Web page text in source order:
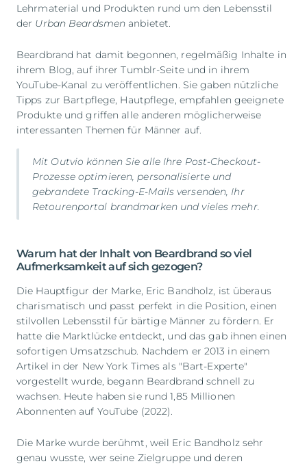
Lehrmaterial und Produkten rund um den Lebensstil
der Urban Beardsmen anbietet.
Beardbrand hat damit begonnen, regelmäßig Inhalte in
ihrem Blog, auf ihrer Tumblr-Seite und in ihrem
YouTube-Kanal zu veröffentlichen. Sie gaben nützliche
Tipps zur Bartpflege, Hautpflege, empfahlen geeignete
Produkte und griffen alle anderen möglicherweise
interessanten Themen für Männer auf.
Mit Outvio können Sie alle Ihre Post-Checkout-
Prozesse optimieren, personalisierte und
gebrandete Tracking-E-Mails versenden, Ihr
Retourenportal brandmarken und vieles mehr.
Warum hat der Inhalt von Beardbrand so viel
Aufmerksamkeit auf sich gezogen?
Die Hauptfigur der Marke, Eric Bandholz, ist überaus
charismatisch und passt perfekt in die Position, einen
stilvollen Lebensstil für bärtige Männer zu fördern. Er
hatte die Marktlücke entdeckt, und das gab ihnen einen
sofortigen Umsatzschub. Nachdem er 2013 in einem
Artikel in der New York Times als "Bart-Experte"
vorgestellt wurde, begann Beardbrand schnell zu
wachsen. Heute haben sie rund 1,85 Millionen
Abonnenten auf YouTube (2022).
Die Marke wurde berühmt, weil Eric Bandholz sehr
genau wusste, wer seine Zielgruppe und deren